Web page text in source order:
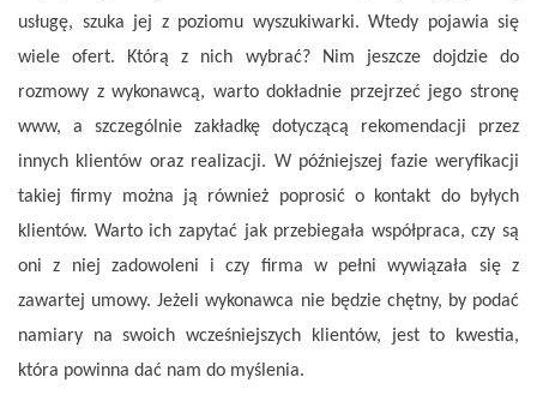
usługę, szuka jej z poziomu wyszukiwarki. Wtedy pojawia się
wiele ofert. Którą z nich wybrać? Nim jeszcze dojdzie do
rozmowy z wykonawcą, warto dokładnie przejrzeć jego stronę
www, a szczególnie zakładkę dotyczącą rekomendacji przez
innych klientów oraz realizacji. W późniejszej fazie weryfikacji
takiej firmy można ją również poprosić o kontakt do byłych
klientów. Warto ich zapytać jak przebiegała współpraca, czy są
oni z niej zadowoleni i czy firma w pełni wywiązała się z
zawartej umowy. Jeżeli wykonawca nie będzie chętny, by podać
namiary na swoich wcześniejszych klientów, jest to kwestia,
która powinna dać nam do myślenia.